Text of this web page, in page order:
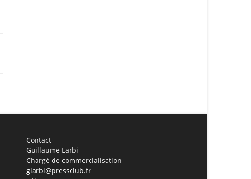
Contact :
Guillaume Larbi
Chargé de commercialisation
glarbi@pressclub.fr